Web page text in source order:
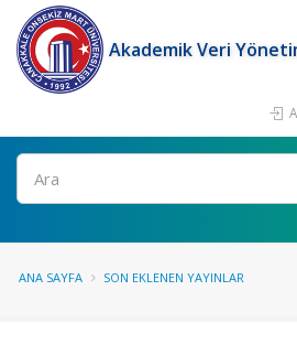
Akademik Veri
Ara
ANA SAYFA SON EKLENEN YAYINLAR